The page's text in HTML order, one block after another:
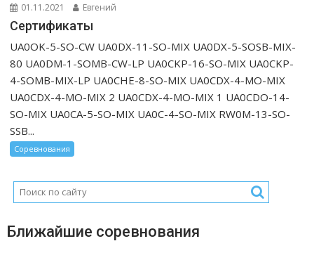
01.11.2021 Евгений
Сертификаты
UA0OK-5-SO-CW UA0DX-11-SO-MIX UA0DX-5-SOSB-MIX-
80 UA0DM-1-SOMB-CW-LP UA0CKP-16-SO-MIX UA0CKP-
4-SOMB-MIX-LP UA0CHE-8-SO-MIX UA0CDX-4-MO-MIX
UA0CDX-4-MO-MIX 2 UA0CDX-4-MO-MIX 1 UA0CDO-14-
SO-MIX UA0CA-5-SO-MIX UA0C-4-SO-MIX RW0M-13-SO-
SSB...
Соревнования
Ближайшие соревнования